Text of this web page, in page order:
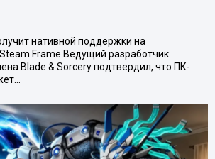
нативной поддержки на
Frame Ведущий разработчик
Blade & Sorcery подтвердил, что ПК-